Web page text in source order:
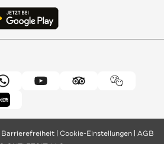
Barrierefreiheit Cookie-Einstellungen AGB